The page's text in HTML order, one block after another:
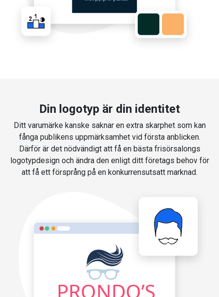
Din logotyp är din identitet
Ditt varumärke kanske saknar en extra skarphet som kan
fånga publikens uppmärksamhet vid första anblicken.
Därför är det nödvändigt att få en bästa frisörsalongs
logotypdesign och ändra den enligt ditt företags behov för
att få ett försprång på en konkurrensutsatt marknad.